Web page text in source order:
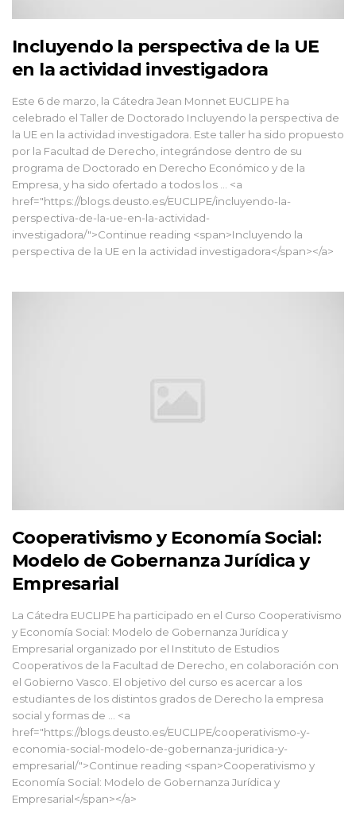
Incluyendo la perspectiva de la UE
en la actividad investigadora
Este 6 de marzo, la Cátedra Jean Monnet EUCLIPE ha
celebrado el Taller de Doctorado Incluyendo la perspectiva de
la UE en la actividad investigadora. Este taller ha sido propuesto
por la Facultad de Derecho, integrándose dentro de su
programa de Doctorado en Derecho Económico y de la
Empresa, y ha sido ofertado a todos los … <a
href="https://blogs.deusto.es/EUCLIPE/incluyendo-la-
perspectiva-de-la-ue-en-la-actividad-
investigadora/">Continue reading <span>Incluyendo la
perspectiva de la UE en la actividad investigadora</span></a>
Cooperativismo y Economía Social:
Modelo de Gobernanza Jurídica y
Empresarial
La Cátedra EUCLIPE ha participado en el Curso Cooperativismo
y Economía Social: Modelo de Gobernanza Jurídica y
Empresarial organizado por el Instituto de Estudios
Cooperativos de la Facultad de Derecho, en colaboración con
el Gobierno Vasco. El objetivo del curso es acercar a los
estudiantes de los distintos grados de Derecho la empresa
social y formas de … <a
href="https://blogs.deusto.es/EUCLIPE/cooperativismo-y-
economia-social-modelo-de-gobernanza-juridica-y-
empresarial/">Continue reading <span>Cooperativismo y
Economía Social: Modelo de Gobernanza Jurídica y
Empresarial</span></a>